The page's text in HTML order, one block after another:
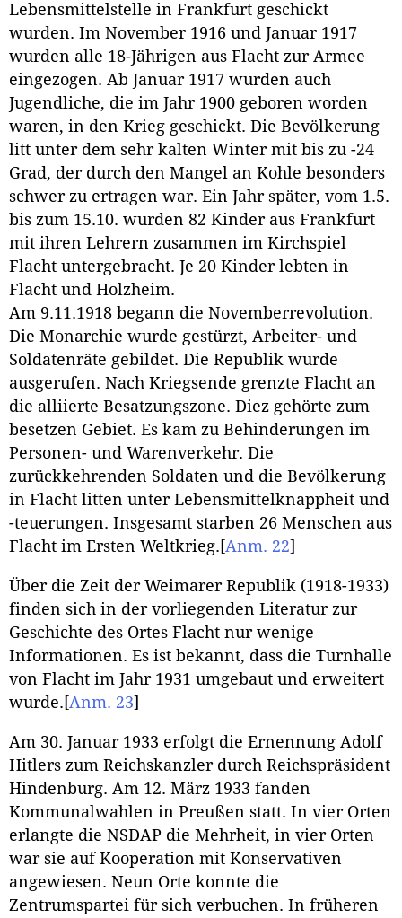
Lebensmittelstelle in Frankfurt geschickt
wurden. Im November 1916 und Januar 1917
wurden alle 18-Jährigen aus Flacht zur Armee
eingezogen. Ab Januar 1917 wurden auch
Jugendliche, die im Jahr 1900 geboren worden
waren, in den Krieg geschickt. Die Bevölkerung
litt unter dem sehr kalten Winter mit bis zu -24
Grad, der durch den Mangel an Kohle besonders
schwer zu ertragen war. Ein Jahr später, vom 1.5.
bis zum 15.10. wurden 82 Kinder aus Frankfurt
mit ihren Lehrern zusammen im Kirchspiel
Flacht untergebracht. Je 20 Kinder lebten in
Flacht und Holzheim.
Am 9.11.1918 begann die Novemberrevolution.
Die Monarchie wurde gestürzt, Arbeiter- und
Soldatenräte gebildet. Die Republik wurde
ausgerufen. Nach Kriegsende grenzte Flacht an
die alliierte Besatzungszone. Diez gehörte zum
besetzen Gebiet. Es kam zu Behinderungen im
Personen- und Warenverkehr. Die
zurückkehrenden Soldaten und die Bevölkerung
in Flacht litten unter Lebensmittelknappheit und
-teuerungen. Insgesamt starben 26 Menschen aus
Flacht im Ersten Weltkrieg. [Anm. 22]
Über die Zeit der Weimarer Republik (1918-1933)
finden sich in der vorliegenden Literatur zur
Geschichte des Ortes Flacht nur wenige
Informationen. Es ist bekannt, dass die Turnhalle
von Flacht im Jahr 1931 umgebaut und erweitert
wurde. [Anm. 23]
Am 30. Januar 1933 erfolgt die Ernennung Adolf
Hitlers zum Reichskanzler durch Reichspräsident
Hindenburg. Am 12. März 1933 fanden
Kommunalwahlen in Preußen statt. In vier Orten
erlangte die NSDAP die Mehrheit, in vier Orten
war sie auf Kooperation mit Konservativen
angewiesen. Neun Orte konnte die
Zentrumspartei für sich verbuchen. In früheren